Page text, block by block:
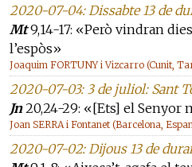
2020-07-04: Dissabte 13 de
Mt9,14-17: «Però vindran
l’espòs»
Joaquim FORTUNY i Vizcarro (Cunit,
2020-07-03: 3 de juliol: Sant
Jn20,24-29: «[Ets] el Senyor
Joan SERRA i Fontanet (Barcelona,
2020-07-02: Dijous 13 de